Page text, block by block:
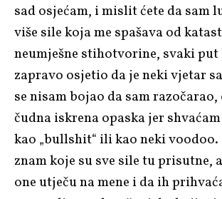
sad osjećam, i mislit ćete da sam
više sile koja me spašava od
neumješne stihotvorine, svaki put
zapravo osjetio da je neki vjetar
se nisam bojao da sam
čudna iskrena opaska jer
kao „bullshit“ ili kao neki
znam koje su sve sile tu prisutne,
one utječu na mene i da ih